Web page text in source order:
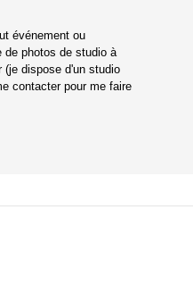
événement ou
de photos de studio à
(je dispose d'un studio
contacter pour me faire